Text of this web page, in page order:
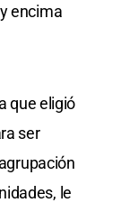
encima
que eligió
ser
le